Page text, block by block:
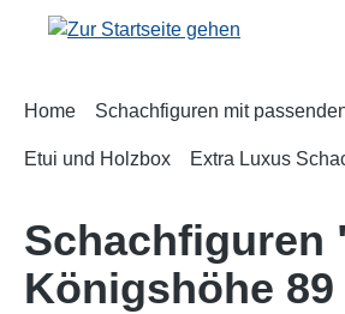
Hauptinhalt springen
Zur Suche springen
Zur Hauptnavigation springen
Home Schachfiguren mit
Etui und Holzbox Extra Luxus
Schachfiguren
Königshöhe